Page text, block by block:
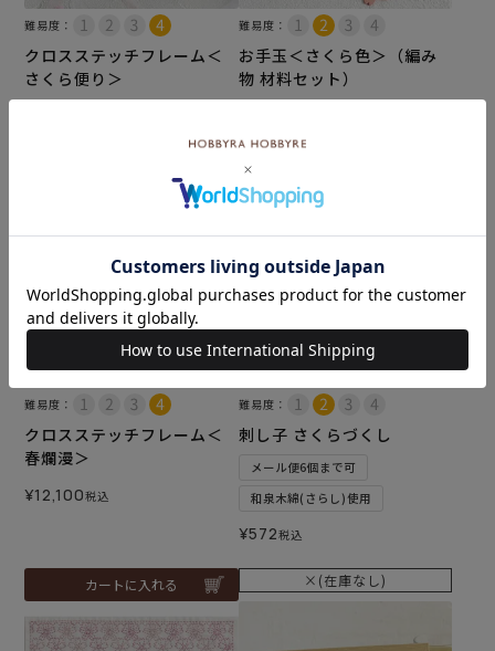
難易度：
クロスステッチフレーム＜
さくら便り＞
難易度：
お手玉＜さくら色＞（編み
物 材料セット）
難易度：
クロスステッチフレーム＜
春爛漫＞
¥12,100税込
カートに入れる
難易度：
刺し子 さくらづくし
メール便6個まで可
和泉木綿(さらし)使用
¥572税込
×(在庫なし)